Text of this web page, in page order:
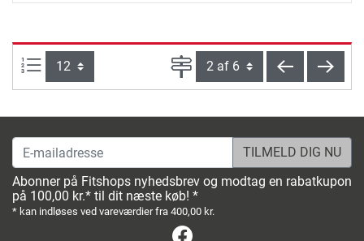
Artikel pr. side: Side tilbage
E-mailadresse
Abonner på Fitshops nyhedsbrev og modtag en rabatkupon
på 100,00 kr.* til dit næste køb! *
* kan indløses ved vareværdier fra 400,00 kr.